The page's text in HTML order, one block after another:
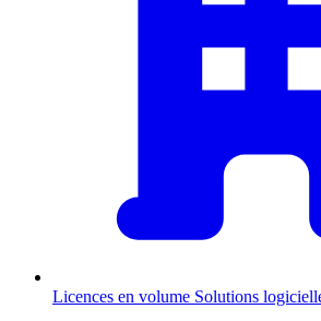
Licences en volume Solutions